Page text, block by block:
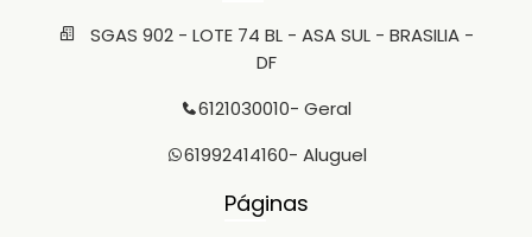
SGAS 902 - LOTE 74 BL - ASA SUL - BRASILIA -
DF
6121030010- Geral
61992414160- Aluguel
Páginas